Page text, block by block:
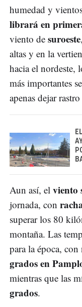
humedad y
librará en
viento de suroeste
altas y en la
hacia el nordeste,
más importantes
apenas dejar
Aun así, el viento
jornada, con
superar los 80
montaña. Las
para la época,
grados en
mientras que las
grados.